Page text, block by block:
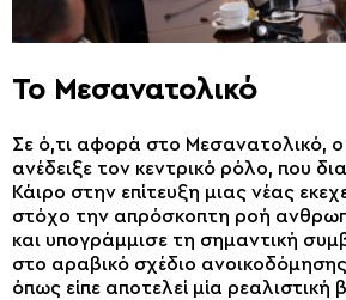
Το Μεσανατολικό
Σε ό,τι αφορά στο Μεσανατολικό,
ανέδειξε τον κεντρικό ρόλο, που
Κάιρο στην επίτευξη μιας νέας
στόχο την απρόσκοπτη ροή
και υπογράμμισε τη σημαντική
στο αραβικό σχέδιο
όπως είπε αποτελεί μία